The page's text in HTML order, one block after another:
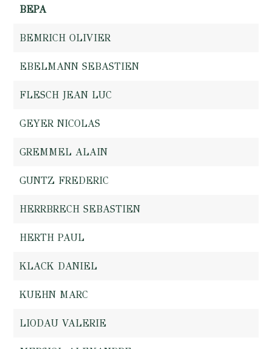
BEPA
BEMRICH OLIVIER
EBELMANN SEBASTIEN
FLESCH JEAN LUC
GEYER NICOLAS
GREMMEL ALAIN
GUNTZ FREDERIC
HERRBRECH SEBASTIEN
HERTH PAUL
KLACK DANIEL
KUEHN MARC
LIODAU VALERIE